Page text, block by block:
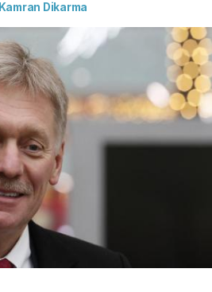
Kamran Dikarma